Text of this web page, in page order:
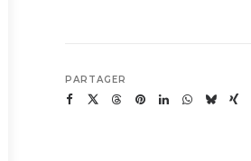
PARTAGER